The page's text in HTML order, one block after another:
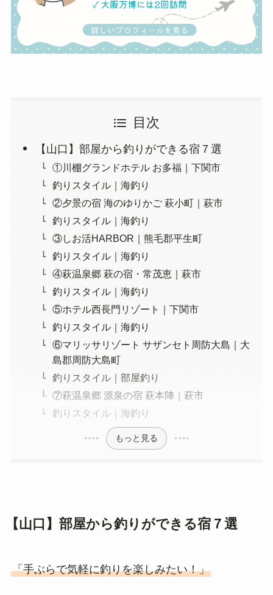
目次
【山口】部屋から釣りができる宿７選
①川棚グランドホテル お多福｜下関市
釣りスタイル｜海釣り
②夕景の宿 海のゆりかご 萩小町｜萩市
釣りスタイル｜海釣り
③しお活HARBOR｜熊毛郡平生町
釣りスタイル｜海釣り
④萩温泉郷 萩の宿・常茂恵｜萩市
釣りスタイル｜海釣り
⑤ホテル西長門リゾート｜下関市
釣りスタイル｜海釣り
⑥マリッサリゾート サザンセト周防大島｜大
島郡周防大島町
釣りスタイル｜部屋釣り
⑦萩温泉郷 源泉の宿 萩本陣｜萩市
釣りスタイル｜海釣り
もっと見る
【山口】部屋から釣りができる宿７選
「手ぶらで気軽に釣りを楽しみたい！」